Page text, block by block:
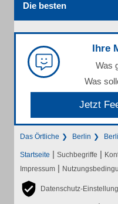
Die besten
Ihre
Was
Was
Jetzt
Das Örtliche Berlin
Startseite | Suchbegriffe |
Impressum |
Datenschutz-